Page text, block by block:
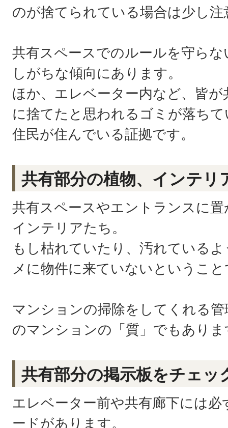
のが捨てられている場合は少し
共有スペースでのルールを守ら
しがちな傾向にあります。
ほか、エレベーター内など、皆
に捨てたと思われるゴミが落ち
住民が住んでいる証拠です。
共有部分の植物、インテリ
共有スペースやエントランスに
インテリアたち。
もし枯れていたり、汚れている
メに物件に来ていないというこ
マンションの掃除をしてくれる
のマンションの「質」でもありま
共有部分の掲示板をチェッ
エレベーター前や共有廊下には
ードがあります。